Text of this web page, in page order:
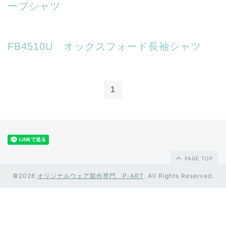
ーブシャツ
FB4510U オックスフォード長袖シャツ
1
PAGE TOP
©2026 オリジナルウェア製作専門 P-ART . All Rights Reserved.